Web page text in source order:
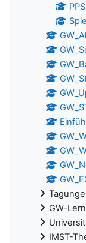
GW-
IMST-